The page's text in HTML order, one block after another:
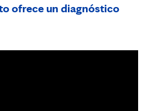
ofrece un diagnóstico